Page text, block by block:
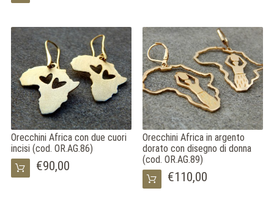
Orecchini Africa con due cuori
incisi (cod. OR.AG.86)
€90,00
Orecchini Africa in argento
dorato con disegno di donna
(cod. OR.AG.89)
€110,00